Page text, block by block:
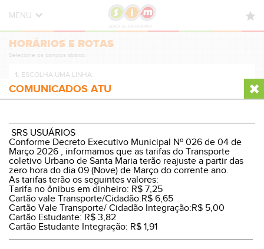
MENU
HORÁRIOS E ROTAS
DÚVIDAS FREQUENTES
COMUNICADOS ATU
SRS USUÁRIOS
Conforme Decreto Executivo Municipal Nº 026 de 04 de
Março 2026 , informamos que as tarifas do Transporte
coletivo Urbano de Santa Maria terão reajuste a partir das
zero hora do dia 09 (Nove) de Março do corrente ano.
As tarifas terão os seguintes valores:
Tarifa no ônibus em dinheiro: R$ 7,25
Cartão vale Transporte/Cidadão:R$ 6,65
Cartão Vale Transporte/ Cidadão Integração:R$ 5,00
Cartão Estudante: R$ 3,82
Cartão Estudante Integração: R$ 1,91
HORÁRIOS E ROTAS
Selecione os campos abaixo.
1. ESCOLHA UMA LINHA:
2.ESCOLHA A DIREÇÃO:
3.ESCOLHA O PERÍODO:
VER HORÁRIOS E ROTA